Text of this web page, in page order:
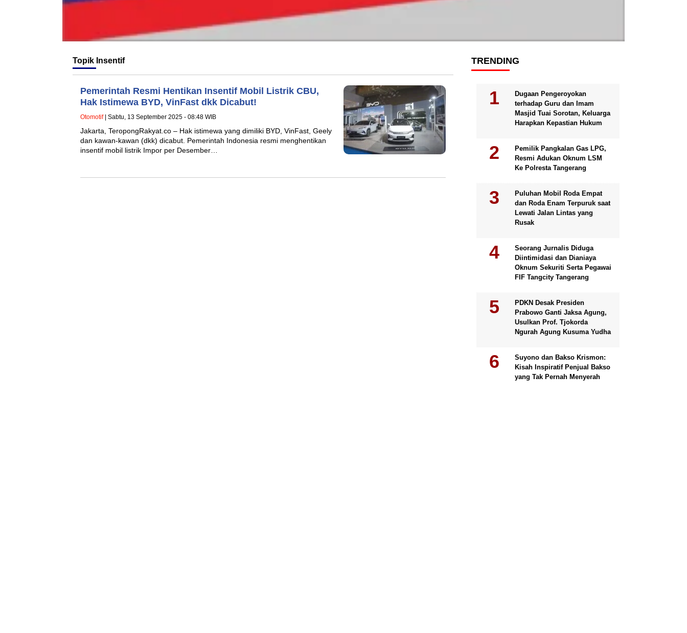
Topik Insentif
Pemerintah Resmi Hentikan Insentif Mobil Listrik CBU,
Hak Istimewa BYD, VinFast dkk Dicabut!
Otomotif| Sabtu, 13 September 2025 - 08:48 WIB
Jakarta, TeropongRakyat.co – Hak istimewa yang dimiliki BYD, VinFast, Geely
dan kawan-kawan (dkk) dicabut. Pemerintah Indonesia resmi menghentikan
insentif mobil listrik Impor per Desember…
TRENDING
Dugaan Pengeroyokan
terhadap Guru dan Imam
Masjid Tuai Sorotan, Keluarga
Harapkan Kepastian Hukum
Pemilik Pangkalan Gas LPG,
Resmi Adukan Oknum LSM
Ke Polresta Tangerang
Puluhan Mobil Roda Empat
dan Roda Enam Terpuruk saat
Lewati Jalan Lintas yang
Rusak
Seorang Jurnalis Diduga
Diintimidasi dan Dianiaya
Oknum Sekuriti Serta Pegawai
FIF Tangcity Tangerang
PDKN Desak Presiden
Prabowo Ganti Jaksa Agung,
Usulkan Prof. Tjokorda
Ngurah Agung Kusuma Yudha
Suyono dan Bakso Krismon:
Kisah Inspiratif Penjual Bakso
yang Tak Pernah Menyerah